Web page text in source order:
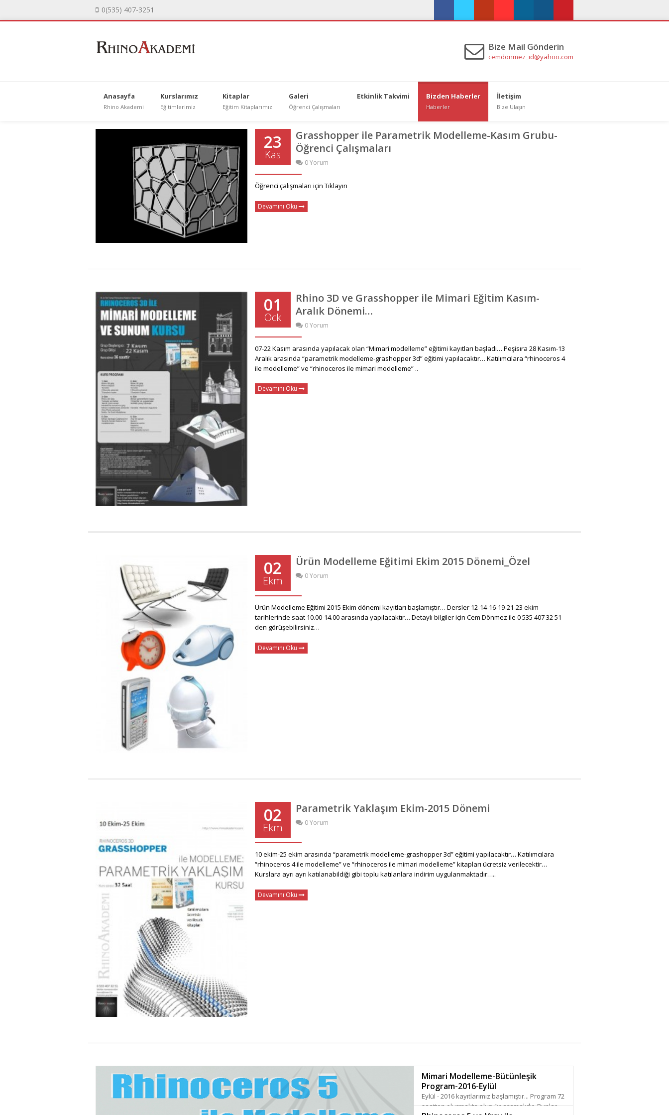
0(535) 407-3251
Bize Mail Gönderin
cemdonmez_id@yahoo.com
Anasayfa
Rhino Akademi
Kurslarımız
Eğitimlerimiz
Kitaplar
Eğitim Kitaplarımız
Galeri
Öğrenci Çalışmaları
Etkinlik Takvimi Bizden Haberler
Haberler
İletişim
Bize Ulaşın
23
Kas
Grasshopper ile Parametrik Modelleme-Kasım Grubu-
Öğrenci Çalışmaları
0 Yorum
Öğrenci çalışmaları için Tıklayın
Devamını Oku
01
Ock
Rhino 3D ve Grasshopper ile Mimari Eğitim Kasım-
Aralık Dönemi…
0 Yorum
07-22 Kasım arasında yapılacak olan “Mimari modelleme” eğitimi kayıtları başladı… Peşisıra 28 Kasım-13
Aralık arasında “parametrik modelleme-grashopper 3d” eğitimi yapılacaktır… Katılımcılara “rhinoceros 4
ile modelleme” ve “rhinoceros ile mimari modelleme” ..
Devamını Oku
02
Ekm
Ürün Modelleme Eğitimi Ekim 2015 Dönemi_Özel
0 Yorum
Ürün Modelleme Eğitimi 2015 Ekim dönemi kayıtları başlamıştır… Dersler 12-14-16-19-21-23 ekim
tarihlerinde saat 10.00-14.00 arasında yapılacaktır… Detaylı bilgiler için Cem Dönmez ile 0 535 407 32 51
den görüşebilirsiniz…
Devamını Oku
02
Ekm
Parametrik Yaklaşım Ekim-2015 Dönemi
0 Yorum
10 ekim-25 ekim arasında “parametrik modelleme-grashopper 3d” eğitimi yapılacaktır… Katılımcılara
“rhinoceros 4 ile modelleme” ve “rhinoceros ile mimari modelleme” kitapları ücretsiz verilecektir…
Kurslara ayrı ayrı katılanabildiği gibi toplu katılanlara indirim uygulanmaktadır…..
Devamını Oku
Mimari Modelleme-Bütünleşik
Program-2016-Eylül
Eylül - 2016 kayıtlarımız başlamıştır... Program 72
saatten oluşmakta olup üç aşamalıdır. Bunlar